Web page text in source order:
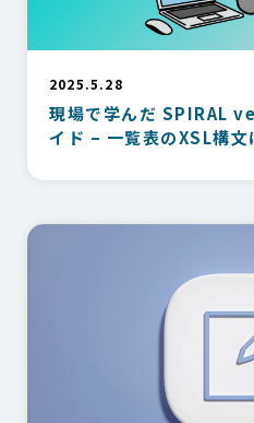
2025.5.28
現場で学んだ SPIRAL
イド – 一覧表のXSL構文